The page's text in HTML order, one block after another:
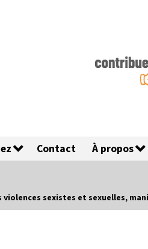
Contact À propos
sexistes et sexuelles,